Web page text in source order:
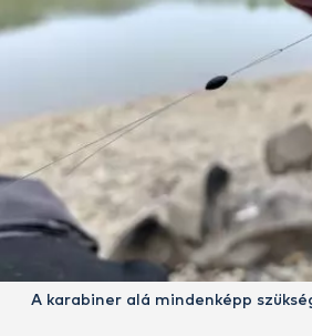
A karabiner alá mindenképp